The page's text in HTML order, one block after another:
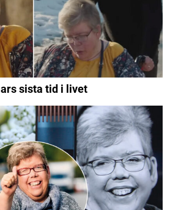
sista tid i livet